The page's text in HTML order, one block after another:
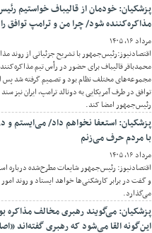
پزشکیان: خودمان از قالیباف خواستیم
مذاکره‌کننده شود/ چرا من و ترامپ توافق
مرداد ۱۶, ۱۴۰۵
اقتصادنیوز:رئیس‌جمهور با تشریح جزئیاتی از روند
محمدباقر قالیباف برای حضور در رأس تیم
مجموعه‌های مختلف نظام بود و تصمیم گرفته شد پس
توافق در طرف آمریکایی به دونالد ترامپ، ایران نیز
رئیس‌جمهور امضا کند.
پزشکیان: استعفا نخواهم داد/ می‌ایستم و
با مردم حرف می‌زنم
مرداد ۱۶, ۱۴۰۵
اقتصادنیوز: رئیس‌جمهور شایعات مطرح‌شده درباره
و گفت در برابر کارشکنی‌ها خواهد ایستاد و روند امور
می‌گذارد.
پزشکیان: می‌گویند رهبری مخالف مذاکره
این‌گونه القا می‌شود که رهبری گفته‌اند